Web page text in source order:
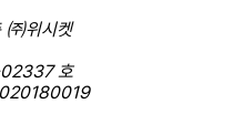
㈜위시켓
02337 호